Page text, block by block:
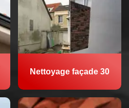
Nettoyage façade 30